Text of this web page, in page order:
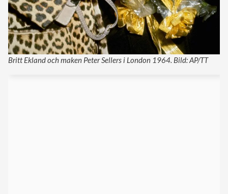
Britt Ekland och maken Peter Sellers i London 1964. Bild: AP/TT